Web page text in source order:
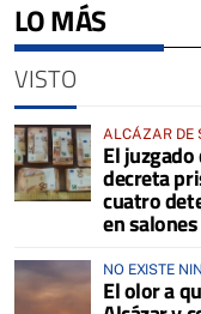
LO MÁS
VISTO
ALCÁZAR DE
El juzgado
decreta
cuatro
en
NO EXISTE
COMARCA
El olor a